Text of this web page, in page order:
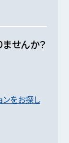
せんか？
ンをお探し